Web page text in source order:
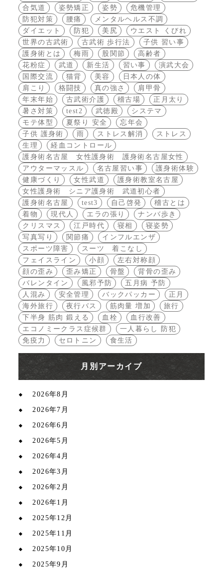
合気道
姿勢矯正 姿勢
危機管理
防犯対策
腰痛
メンタルヘルス不調
ダイエット
防犯 美尻
ウエスト くびれ
世界の古武術
古武術 歩行法
子供 習い事
護身術とは
梅雨 股関節
高齢者
花粉症
武道 新生活 習い事
演武大会
国際交流
猫背 美容
日本人の体
肩こり
格闘技 真の強さ
肩甲骨
年末年始
古武術介護 稽古場
正月太り
暑さ対策
test2 武徳殿
システマ
モテ体型
夏祭り 安全
忘年会
子供 護身術
雨 ストレス解消
ストレス
生理
経血コントロール
護身術名古屋 女性護身術 護身術名古屋女性
アウターマッスル
名古屋習い事
護身術体験
健康づくり
女性武道
護身術教室名古屋
女性護身術 シニア護身術 武道初心者
護身術名古屋
test3 自己啓発
稽古とは
着物
現代人 エラの張り
ナンバ歩き
クリスマス
江戸時代 寝相
寝姿勢
写真写り
関節痛
インフルエンザ
スポーツ障害
スーツ 着こなし
フェイスライン
小顔
左右対称顔
顔の歪み
歪み矯正 骨盤
背骨の歪み
バレンタイン
風邪予防
五月病 予防
人混み
安全管理 バックパッカー
正月
海外旅行
夜行バス 筋肉量 増加
旅行
下半身 筋肉 鍛える
血栓
血行改善
エコノミークラス症候群
一人暮らし 防犯
免疫力
セロトニン 食生活
月別アーカイブ
2026年8月
2026年7月
2026年6月
2026年5月
2026年4月
2026年3月
2026年2月
2026年1月
2025年12月
2025年11月
2025年10月
2025年9月